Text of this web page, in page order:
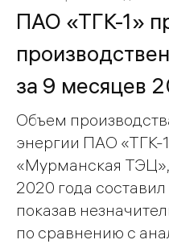
ПАО «ТГК-1»
за 9 месяцев
Объем
энергии ПАО «ТГК-
«Мурманская ТЭЦ»,
2020 года
показав
по сравнению с